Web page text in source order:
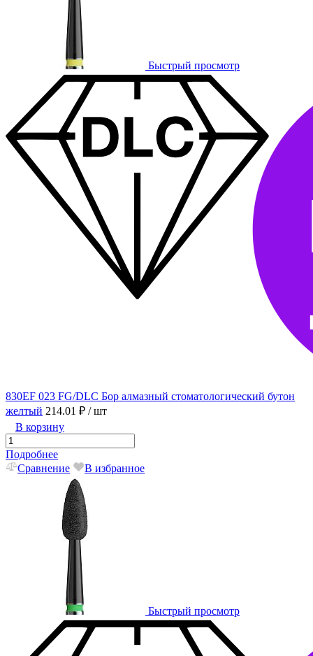
Быстрый просмотр
830EF 023 FG/DLC Бор алмазный стоматологический бутон
желтый 214.01 ₽ / шт
В корзину
Подробнее
Сравнение
В избранное
Быстрый просмотр